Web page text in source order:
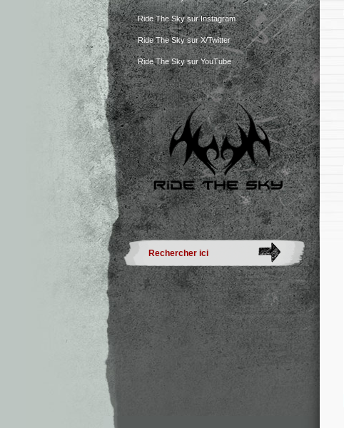
Ride The Sky sur Instagram
Ride The Sky sur X/Twitter
Ride The Sky sur YouTube